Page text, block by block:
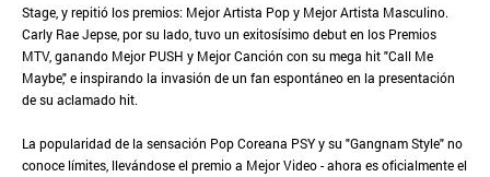
Stage, y repitió los premios: Mejor Artista Pop y Mejor Artista Masculino.
Carly Rae Jepse, por su lado, tuvo un exitosísimo debut en los Premios
MTV, ganando Mejor PUSH y Mejor Canción con su mega hit "Call Me
Maybe," e inspirando la invasión de un fan espontáneo en la presentación
de su aclamado hit.
La popularidad de la sensación Pop Coreana PSY y su "Gangnam Style" no
conoce límites, llevándose el premio a Mejor Video - ahora es oficialmente el